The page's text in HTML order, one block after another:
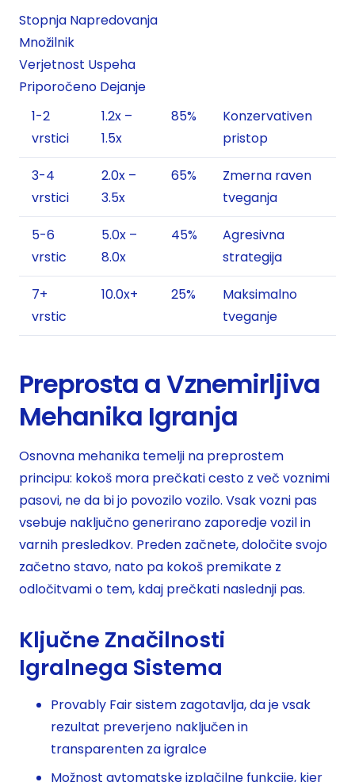
Stopnja Napredovanja
Množilnik
Verjetnost Uspeha
Priporočeno Dejanje
1-2
vrstici
1.2x –
1.5x
85%
Konzervativen
pristop
3-4
vrstici
2.0x –
3.5x
65%
Zmerna raven
tveganja
5-6
vrstic
5.0x –
8.0x
45%
Agresivna
strategija
7+
vrstic
10.0x+ 25%
Maksimalno
tveganje
Preprosta a Vznemirljiva
Mehanika Igranja
Osnovna mehanika temelji na preprostem
principu: kokoš mora prečkati cesto z več voznimi
pasovi, ne da bi jo povozilo vozilo. Vsak vozni pas
vsebuje naključno generirano zaporedje vozil in
varnih presledkov. Preden začnete, določite svojo
začetno stavo, nato pa kokoš premikate z
odločitvami o tem, kdaj prečkati naslednji pas.
Ključne Značilnosti
Igralnega Sistema
Provably Fair sistem zagotavlja, da je vsak
rezultat preverjeno naključen in
transparenten za igralce
Možnost avtomatske izplačilne funkcije, kjer